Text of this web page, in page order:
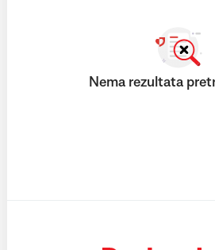
Nema rezultata